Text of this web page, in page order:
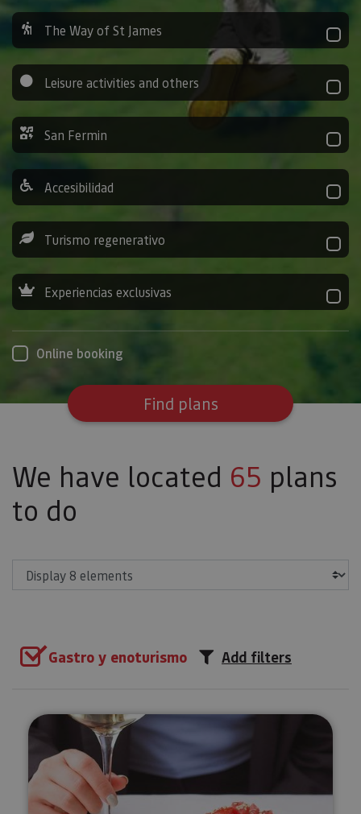
The Way of St James
Leisure activities and others
San Fermin
Accesibilidad
Turismo regenerativo
Experiencias exclusivas
Online booking
Find plans
We have located 65 plans
to do
Gastro y enoturismo Add filters
Organic Navarra wine tasting